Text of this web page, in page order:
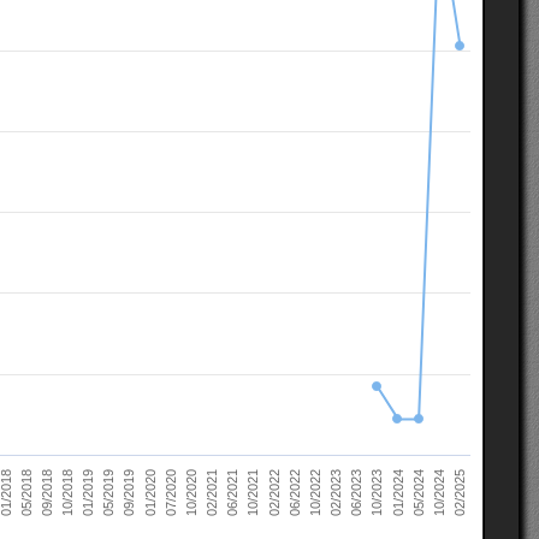
01/2018 05/2018 09/2018 10/2018 01/2019 05/2019 09/2019 01/2020 07/2020 10/2020 02/2021 06/2021 10/2021 02/2022 06/2022 10/2022 02/2023 06/2023 10/2023 01/2024 05/2024 10/2024 02/2025